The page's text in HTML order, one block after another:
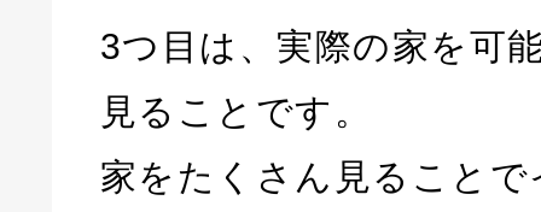
3つ目は、実際の家を可
見ることです。
家をたくさん見ること